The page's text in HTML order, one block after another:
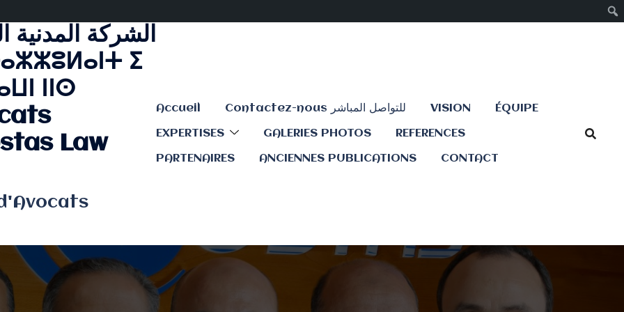
الشركة المدنية
ⵉ
ⵏⵏⵙ
Law
Accueil Contactez-nous للتواصل المباشر VISION ÉQUIPE
EXPERTISES GALERIES PHOTOS REFERENCES
PARTENAIRES ANCIENNES PUBLICATIONS CONTACT